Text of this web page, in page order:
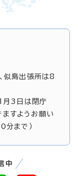
似島出張所は8
月3日は閉庁
すようお願い
分まで）
中